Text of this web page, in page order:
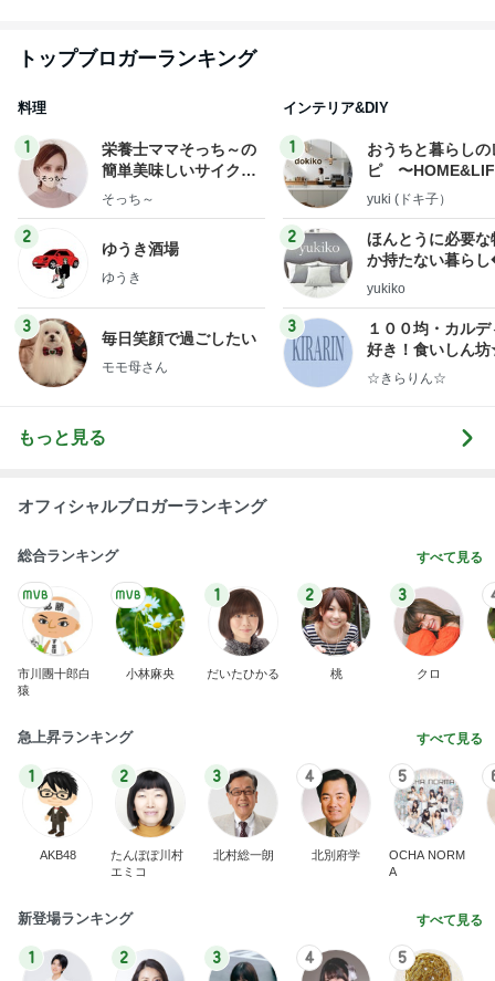
トップブロガーランキング
料理
1
栄養士ママそっち～の
簡単美味しいサイクル
献立
そっち～
2
ゆうき酒場
ゆうき
3
毎日笑顔で過ごしたい
モモ母さん
インテリア&DIY
1
おうちと暮らしの
ピ 〜
yuki (ドキ子）
2
ほんとうに必要な
か持たない暮ら
ep Life Simple◆
yukiko
3
１００均・カルデ
好き！食いしん
らりん☆のブログ
☆きらりん☆
もっと見る
オフィシャルブロガーランキング
総合ランキング すべて見る
市川團十郎白
猿
小林麻央
1
だいたひかる
2
桃
3
クロ
急上昇ランキング すべて見る
1
AKB48
2
たんぽぽ川村
エミコ
3
北村総一朗
4
北別府学
5
OCHA NORM
A
新登場ランキング すべて見る
1 2 3 4 5